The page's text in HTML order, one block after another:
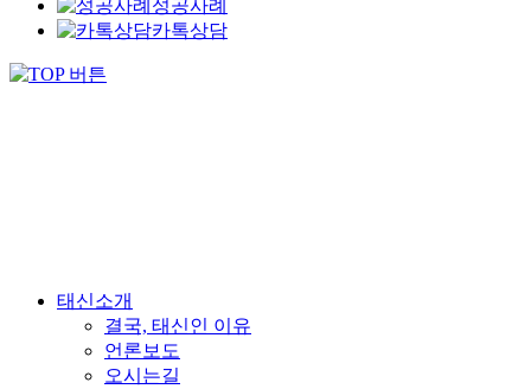
성공사례
카톡상담
태신소개
결국, 태신인 이유
언론보도
오시는길